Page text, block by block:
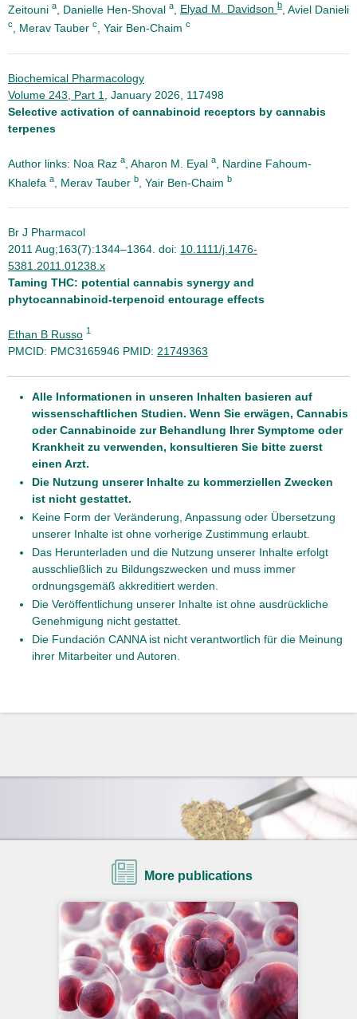
Zeitouni a , Danielle Hen-Shoval a Elyad M. Davidson b , Aviel Danieli
c , Merav Tauber c , Yair Ben-Chaim c
Biochemical Pharmacology
Volume 243, Part 1
, January 2026, 117498
Selective activation of cannabinoid receptors by cannabis
terpenes
Author links: Noa Raz a , Aharon M. Eyal a
, Nardine Fahoum-
Khalefa a , Merav Tauber b , Yair Ben-Chaim b
Br J Pharmacol
2011 Aug;163(7):1344–1364. doi: 10.1111/j.1476-
5381.2011.01238.x
Taming THC: potential cannabis synergy and
phytocannabinoid-terpenoid entourage effects
Ethan B Russo 1
PMCID: PMC3165946 PMID: 21749363
Alle Informationen in unseren Inhalten basieren auf
wissenschaftlichen Studien. Wenn Sie erwägen, Cannabis
oder Cannabinoide zur Behandlung Ihrer Symptome oder
Krankheit zu verwenden, konsultieren Sie bitte zuerst
einen Arzt.
Die Nutzung unserer Inhalte zu kommerziellen Zwecken
ist nicht gestattet.
Keine Form der Veränderung, Anpassung oder Übersetzung
unserer Inhalte ist ohne vorherige Zustimmung erlaubt.
Das Herunterladen und die Nutzung unserer Inhalte erfolgt
ausschließlich zu Bildungszwecken und muss immer
ordnungsgemäß akkreditiert werden.
Die Veröffentlichung unserer Inhalte ist ohne ausdrückliche
Genehmigung nicht gestattet.
Die Fundación CANNA ist nicht verantwortlich für die Meinung
ihrer Mitarbeiter und Autoren.
More publications